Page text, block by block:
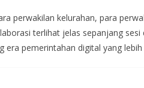
perwakilan kelurahan, para
terlihat jelas sepanjang
era pemerintahan digital yang